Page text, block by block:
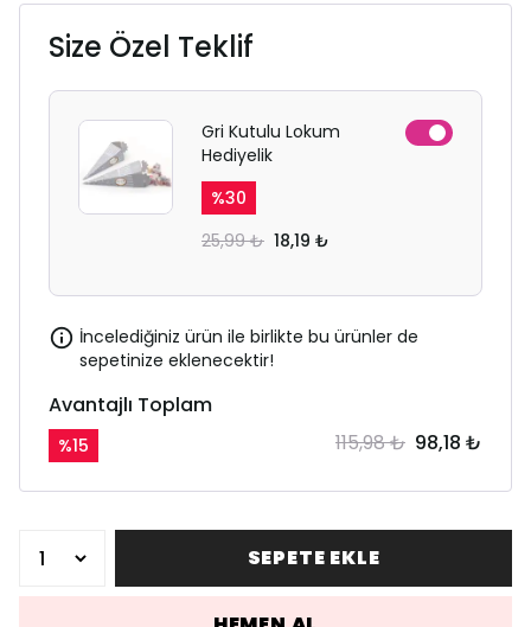
Size Özel Teklif
Gri Kutulu Lokum
Hediyelik
%30
25,99 ₺ 18,19 ₺
İncelediğiniz ürün ile birlikte bu ürünler de
sepetinize eklenecektir!
Avantajlı Toplam
%15 115,98 ₺ 98,18 ₺
SEPETE EKLE